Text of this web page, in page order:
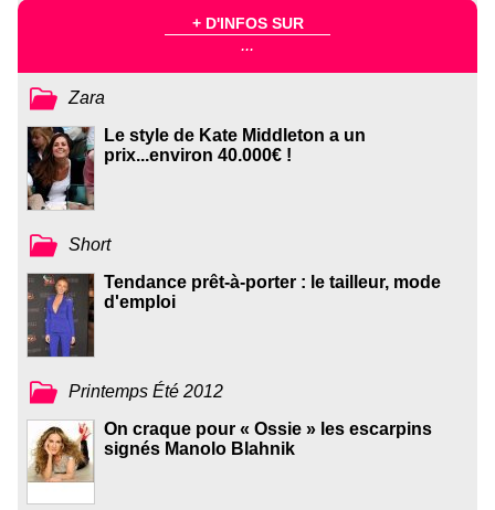
+ D'INFOS SUR
...
Zara
Le style de Kate Middleton a un
prix...environ 40.000€ !
Short
Tendance prêt-à-porter : le tailleur, mode
d'emploi
Printemps Été 2012
On craque pour « Ossie » les escarpins
signés Manolo Blahnik